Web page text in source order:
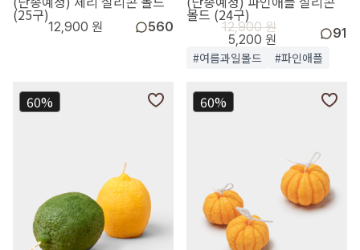
(25구)
12,900 원 560
몰드 (24구)
12,900 원
5,200 원
91
#여름과일몰드 #파인애플
60% 60%